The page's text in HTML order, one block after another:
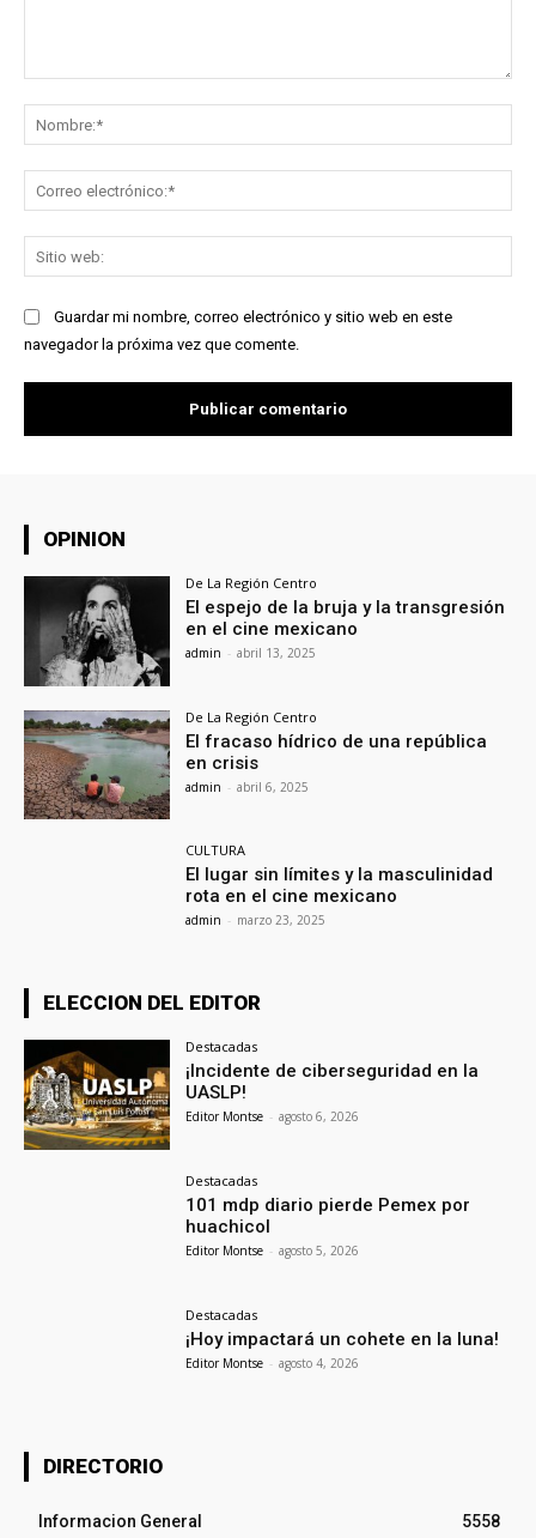
Guardar mi nombre, correo electrónico y sitio web en este
navegador la próxima vez que comente.
OPINION
De La Región Centro
El espejo de la bruja y la transgresión
en el cine mexicano
admin - abril 13, 2025
De La Región Centro
El fracaso hídrico de una república
en crisis
admin - abril 6, 2025
CULTURA
El lugar sin límites y la masculinidad
rota en el cine mexicano
admin - marzo 23, 2025
ELECCION DEL EDITOR
Destacadas
¡Incidente de ciberseguridad en la
UASLP!
Editor Montse - agosto 6, 2026
Destacadas
101 mdp diario pierde Pemex por
huachicol
Editor Montse - agosto 5, 2026
Destacadas
¡Hoy impactará un cohete en la luna!
Editor Montse - agosto 4, 2026
DIRECTORIO
Informacion General 5558